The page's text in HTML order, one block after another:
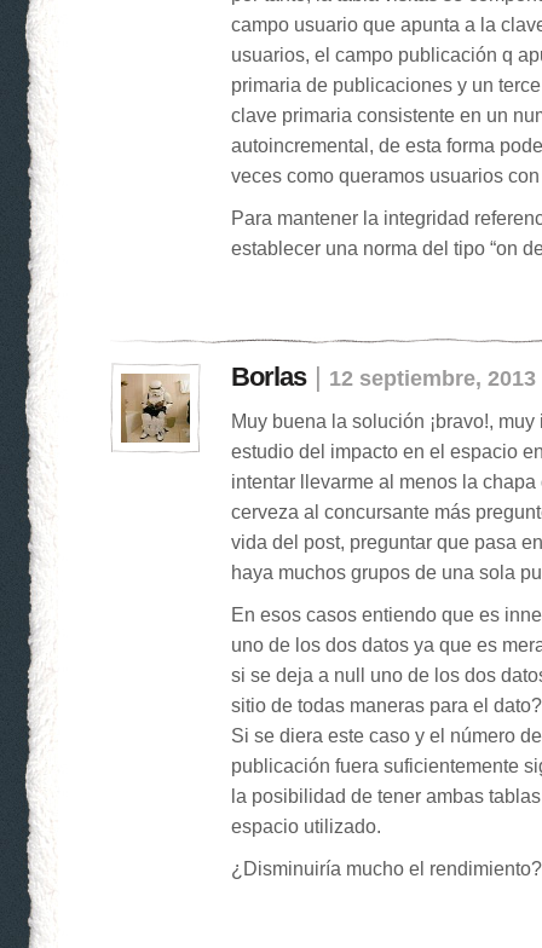
campo usuario que apunta a la
usuarios, el campo publicación q
primaria de publicaciones y un
clave primaria consistente en un
autoincremental, de esta forma
veces como queramos usuarios
Para mantener la integridad
establecer una norma del tipo “on
Borlas | 12 septiembre, 2013
Muy buena la solución ¡bravo!,
estudio del impacto en el espacio
intentar llevarme al menos la
cerveza al concursante más
vida del post, preguntar que pasa
haya muchos grupos de una sola
En esos casos entiendo que es
uno de los dos datos ya que es
si se deja a null uno de los dos
sitio de todas maneras para el dato?
Si se diera este caso y el número
publicación fuera suficientemente
la posibilidad de tener ambas
espacio utilizado.
¿Disminuiría mucho el rendimiento?